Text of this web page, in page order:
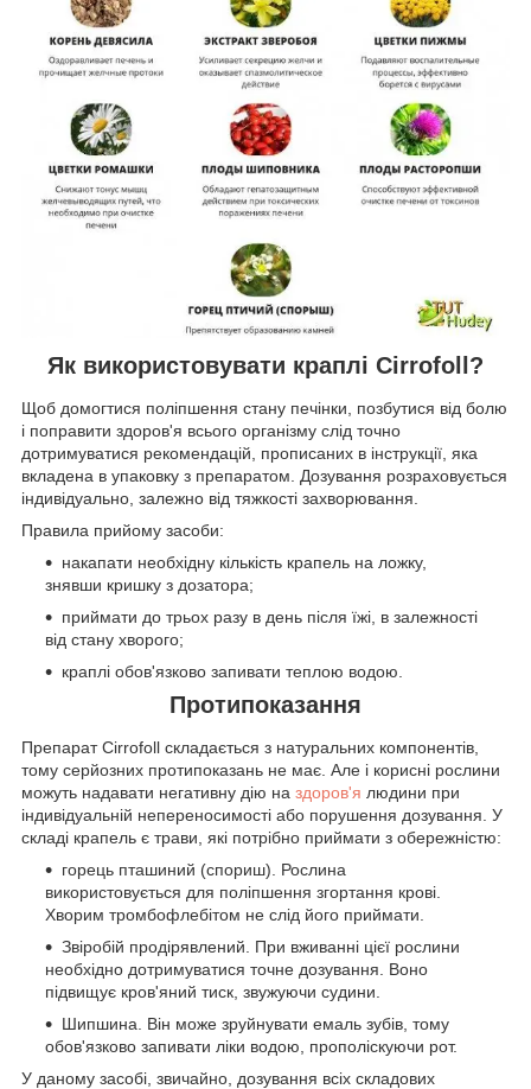
Як використовувати краплі Cirrofoll?
Щоб домогтися поліпшення стану печінки, позбутися від болю
і поправити здоров'я всього організму слід точно
дотримуватися рекомендацій, прописаних в інструкції, яка
вкладена в упаковку з препаратом. Дозування розраховується
індивідуально, залежно від тяжкості захворювання.
Правила прийому засоби:
накапати необхідну кількість крапель на ложку,
знявши кришку з дозатора;
приймати до трьох разу в день після їжі, в залежності
від стану хворого;
краплі обов'язково запивати теплою водою.
Протипоказання
Препарат Cirrofoll складається з натуральних компонентів,
тому серйозних протипоказань не має. Але і корисні рослини
можуть надавати негативну дію на здоров'я людини при
індивідуальній непереносимості або порушення дозування. У
складі крапель є трави, які потрібно приймати з обережністю:
горець пташиний (спориш). Рослина
використовується для поліпшення згортання крові.
Хворим тромбофлебітом не слід його приймати.
Звіробій продірявлений. При вживанні цієї рослини
необхідно дотримуватися точне дозування. Воно
підвищує кров'яний тиск, звужуючи судини.
Шипшина. Він може зруйнувати емаль зубів, тому
обов'язково запивати ліки водою, прополіскуючи рот.
У даному засобі, звичайно, дозування всіх складових